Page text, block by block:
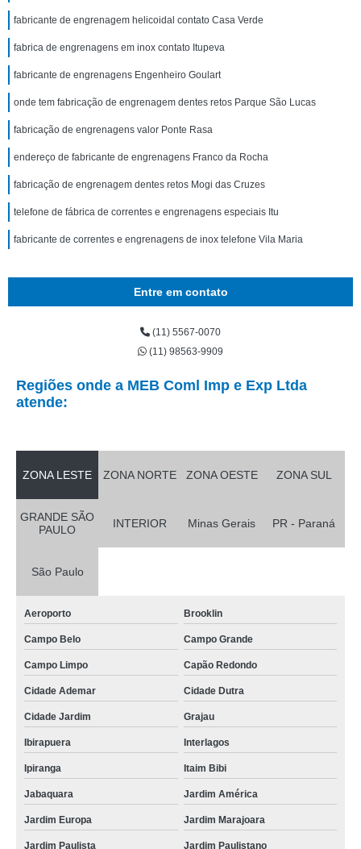
fabricante de engrenagem helicoidal contato Casa Verde
fabrica de engrenagens em inox contato Itupeva
fabricante de engrenagens Engenheiro Goulart
onde tem fabricação de engrenagem dentes retos Parque São Lucas
fabricação de engrenagens valor Ponte Rasa
endereço de fabricante de engrenagens Franco da Rocha
fabricação de engrenagem dentes retos Mogi das Cruzes
telefone de fábrica de correntes e engrenagens especiais Itu
fabricante de correntes e engrenagens de inox telefone Vila Maria
Entre em contato
(11) 5567-0070
(11) 98563-9909
Regiões onde a MEB Coml Imp e Exp Ltda
atende:
ZONA LESTE ZONA NORTE ZONA OESTE ZONA SUL
GRANDE SÃO
PAULO
INTERIOR Minas Gerais PR - Paraná
São Paulo
Aeroporto Brooklin
Campo Belo Campo Grande
Campo Limpo Capão Redondo
Cidade Ademar Cidade Dutra
Cidade Jardim Grajau
Ibirapuera Interlagos
Ipiranga Itaim Bibi
Jabaquara Jardim América
Jardim Europa Jardim Marajoara
Jardim Paulista Jardim Paulistano